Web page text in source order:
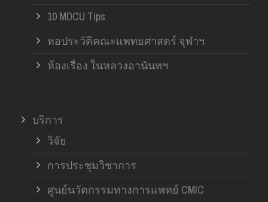
10 MDCU Tips
หอประวัติคณะแพทยศาสตร์ จุฬาฯ
ห้องเรื่อง ในหลวงอานันทฯ
บริการ
วิจัย
การประชุมวิชาการ
ศูนย์นวัตกรรมทางการแพทย์ CMIC